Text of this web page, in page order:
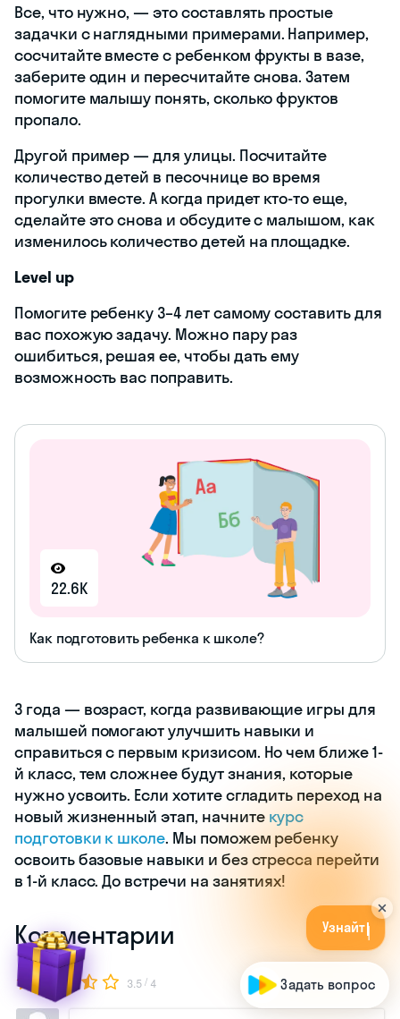
Все, что нужно, — это составлять простые
задачки с наглядными примерами. Например,
сосчитайте вместе с ребенком фрукты в вазе,
заберите один и пересчитайте снова. Затем
помогите малышу понять, сколько фруктов
пропало.
Другой пример — для улицы. Посчитайте
количество детей в песочнице во время
прогулки вместе. А когда придет кто-то еще,
сделайте это снова и обсудите с малышом, как
изменилось количество детей на площадке.
Level up
Помогите ребенку 3–4 лет самому составить для
вас похожую задачу. Можно пару раз
ошибиться, решая ее, чтобы дать ему
возможность вас поправить.
22.6K
Как подготовить ребенка к школе?
3 года — возраст, когда развивающие игры для
малышей помогают улучшить навыки и
справиться с первым кризисом. Но чем ближе 1-
й класс, тем сложнее будут знания, которые
нужно усвоить. Если хотите сгладить переход на
новый жизненный этап, начните курс
подготовки к школе. Мы поможем ребенку
освоить базовые навыки и без стресса перейти
в 1-й класс. До встречи на занятиях!
Комментарии
3.5/ 4 Задать вопрос